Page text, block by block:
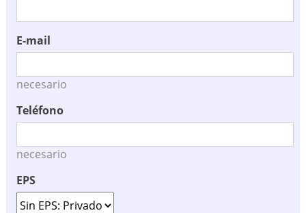
E-mail
necesario
Teléfono
necesario
EPS